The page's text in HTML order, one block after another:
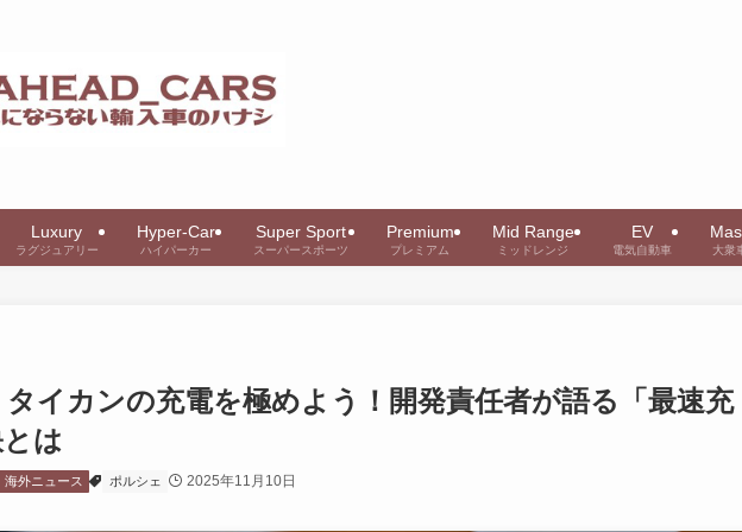
Luxury
ラグジュアリー
Hyper-Car
ハイパーカー
Super Sport
スーパースポーツ
Premium
プレミアム
Mid Range
ミッドレンジ
EV
電気自動車 大衆
イカンの充電を極めよう！開発責任者が語る「最速充
は
海外ニュース ポルシェ 2025年11月10日